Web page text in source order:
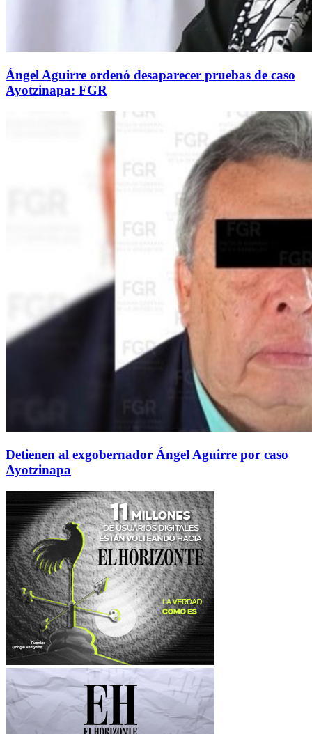
Ángel Aguirre ordenó desaparecer pruebas de caso
Ayotzinapa: FGR
Detienen al exgobernador Ángel Aguirre por caso
Ayotzinapa